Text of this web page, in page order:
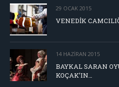
29 OCAK 2015
VENEDİK
14 HAZIRAN 2015
BAYKAL SARAN
KOÇAK’IN…